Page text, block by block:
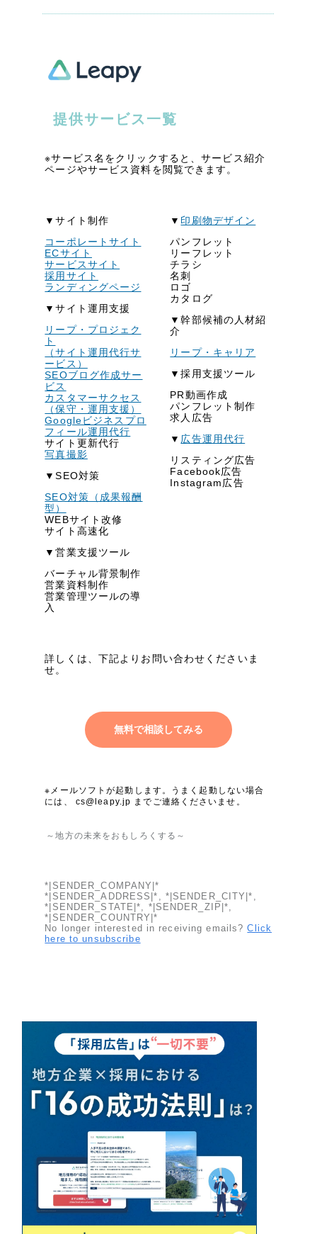
提供サービス一覧
※サービス名をクリックすると、サービス紹介
ページやサービス資料を閲覧できます。
▼サイト制作
コーポレートサイト
ECサイト
サービスサイト
採用サイト
ランディングページ
▼サイト運用支援
リープ・プロジェク
ト
（サイト運用代行サ
ービス）
SEOブログ作成サー
ビス
カスタマーサクセス
（保守・運用支援）
Googleビジネスプロ
フィール運用代行
サイト更新代行
写真撮影
▼SEO対策
SEO対策（成果報酬
型）
WEBサイト改修
サイト高速化
▼営業支援ツール
バーチャル背景制作
営業資料制作
営業管理ツールの導
入
▼ 印刷物デザイン
パンフレット
リーフレット
チラシ
名刺
ロゴ
カタログ
▼幹部候補の人材紹
介
リープ・キャリア
▼採用支援ツール
PR動画作成
パンフレット制作
求人広告
▼ 広告運用代行
リスティング広告
Facebook広告
Instagram広告
詳しくは、下記よりお問い合わせくださいま
せ。
無料で相談してみる
※メールソフトが起動します。うまく起動しない場合
には、 cs@leapy.jp までご連絡くださいませ。
～地方の未来をおもしろくする～
*|SENDER_COMPANY|*
*|SENDER_ADDRESS|*, *|SENDER_CITY|*,
*|SENDER_STATE|*, *|SENDER_ZIP|*,
*|SENDER_COUNTRY|*
No longer interested in receiving emails?Click
here to unsubscribe